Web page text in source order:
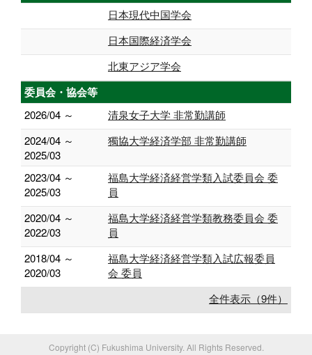
日本現代中国学会
日本国際経済学会
北東アジア学会
委員会・協会等
2026/04 ～
清泉女子大学 非常勤講師
2024/04 ～
2025/03
獨協大学経済学部 非常勤講師
2023/04 ～
2025/03
福島大学経済経営学類入試委員会 委
員
2020/04 ～
2022/03
福島大学経済経営学類教務委員会 委
員
2018/04 ～
2020/03
福島大学経済経営学類入試広報委員
会 委員
全件表示（9件）
Copyright (C) Fukushima University. All Rights Reserved.